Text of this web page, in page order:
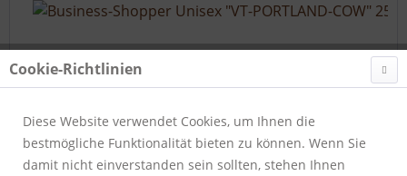
Business-Shopper Unisex "VT-PORTLAND-COW" 25-...
Cookie-Richtlinien
Diese Website verwendet Cookies, um Ihnen die
bestmögliche Funktionalität bieten zu können. Wenn Sie
damit nicht einverstanden sein sollten, stehen Ihnen